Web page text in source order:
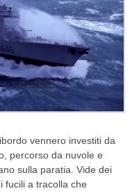
vennero investiti da
percorso da nuvole e
sulla paratia. Vide dei
fucili a tracolla che